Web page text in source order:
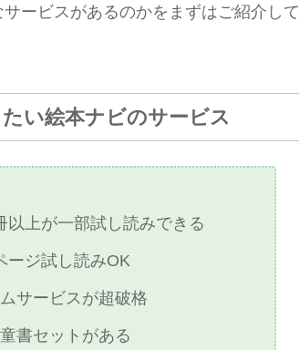
ービスがあるのかをまずはご紹介して
い絵本ナビのサービス
上が一部試し読みできる
ージ試し読みOK
サービスが超破格
書セットがある